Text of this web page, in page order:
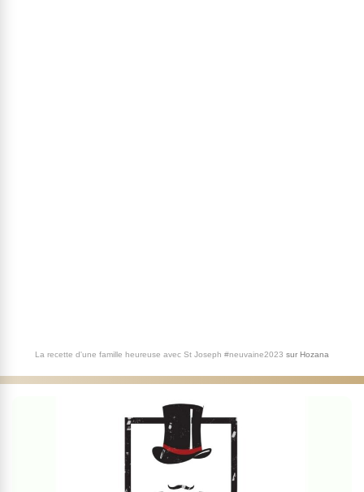
La recette d'une famille heureuse avec St Joseph #neuvaine2023 sur Hozana